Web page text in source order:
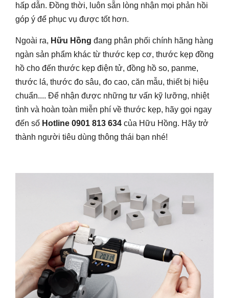
hấp dẫn. Đồng thời, luôn sẵn lòng nhận mọi phản hồi
góp ý để phục vụ được tốt hơn.
Ngoài ra, Hữu Hồng đang phân phối chính hãng hàng
ngàn sản phẩm khác từ thước kẹp cơ, thước kẹp đồng
hồ cho đến thước kẹp điện tử, đồng hồ so, panme,
thước lá, thước đo sâu, đo cao, căn mẫu, thiết bị hiệu
chuẩn.... Để nhận được những tư vấn kỹ lưỡng, nhiệt
tình và hoàn toàn miễn phí về thước kẹp, hãy gọi ngay
đến số Hotline 0901 813 634 của Hữu Hồng. Hãy trở
thành người tiêu dùng thông thái bạn nhé!